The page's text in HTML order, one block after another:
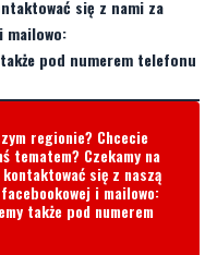
się z nami za
i mailowo:
pod numerem telefonu
regionie? Chcecie
tematem? Czekamy na
się z naszą
i mailowo:
także pod numerem